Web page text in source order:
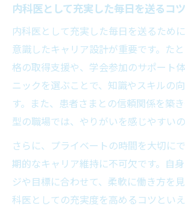
内科医として充実した毎日を送るコツ
内科医として充実した毎日を送るため
意識したキャリア設計が重要です。た
格の取得支援や、学会参加のサポート
ニックを選ぶことで、知識やスキルの
す。また、患者さまとの信頼関係を築
型の職場では、やりがいを感じやすいの
さらに、プライベートの時間を大切に
期的なキャリア維持に不可欠です。自
ジや目標に合わせて、柔軟に働き方を
科医としての充実度を高めるコツといえ